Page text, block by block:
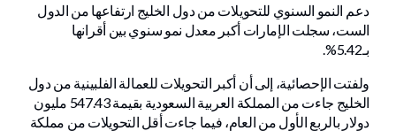
دعم النمو السنوي للتحويلات من دول الخليج ارتفاعها من الدول
الست، سجلت الإمارات أكبر معدل نمو سنوي بين أقرانها
بـ5.42%.
ولفتت الإحصائية، إلى أن أكبر التحويلات للعمالة الفلبينية من دول
الخليج جاءت من المملكة العربية السعودية بقيمة 547.43 مليون
دولار بالربع الأول من العام، فيما جاءت أقل التحويلات من مملكة